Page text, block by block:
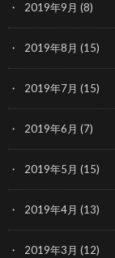
2019年9月 (8)
2019年8月 (15)
2019年7月 (15)
2019年6月 (7)
2019年5月 (15)
2019年4月 (13)
2019年3月 (12)